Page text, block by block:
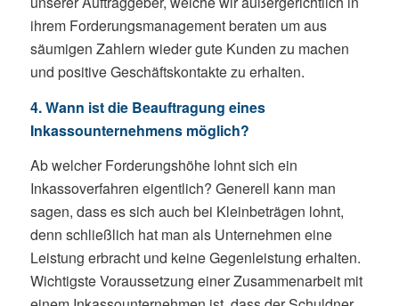
ihrem Forderungsmanagement beraten um aus
säumigen Zahlern wieder gute Kunden zu machen
und positive Geschäftskontakte zu erhalten.
4. Wann ist die Beauftragung eines
Inkassounternehmens möglich?
Ab welcher Forderungshöhe lohnt sich ein
Inkassoverfahren eigentlich? Generell kann man
sagen, dass es sich auch bei Kleinbeträgen lohnt,
denn schließlich hat man als Unternehmen eine
Leistung erbracht und keine Gegenleistung erhalten.
Wichtigste Voraussetzung einer Zusammenarbeit mit